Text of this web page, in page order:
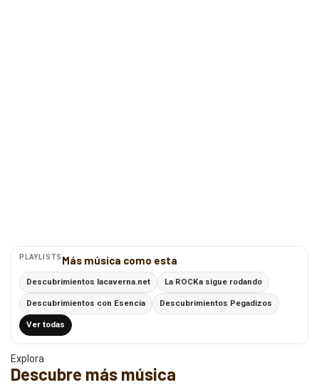
PLAYLISTS Más música como esta
Descubrimientos lacaverna.net La ROCKa sigue rodando
Descubrimientos con Esencia Descubrimientos Pegadizos
Ver todas
Explora
Descubre más música